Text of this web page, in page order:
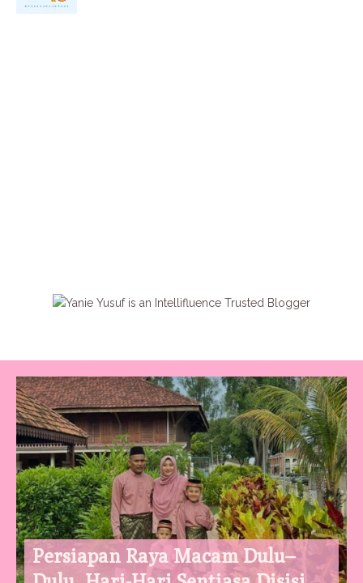
Persiapan Raya Macam Dulu–